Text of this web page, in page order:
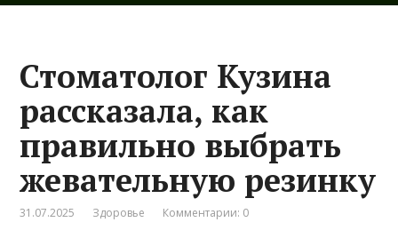
Стоматолог Кузина
рассказала, как
правильно выбрать
жевательную резинку
31.07.2025 Здоровье Комментарии: 0